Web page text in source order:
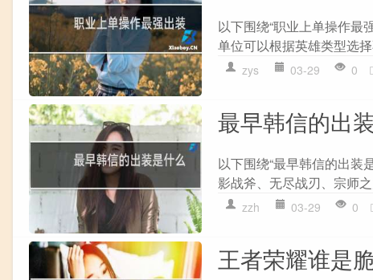
以下围绕“职业上单操作最
单位可以根据英雄类型选
zys 03-29 0
最早韩信的出
以下围绕“最早韩信的出装
影战斧、无尽战刃、宗师
zzh 03-29 0
王者荣耀谁是